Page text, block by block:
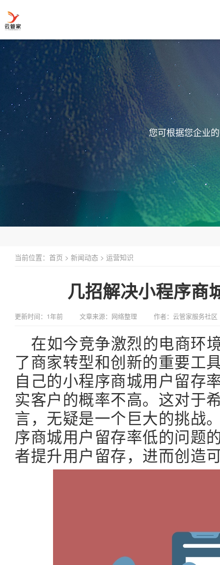
您可根据您企业
当前位置： 首页 > 新闻动态 > 运营知识
几招解决小程序商
更新时间：1年前 文章来源：网络整理 作者：云管家服务社区
在如今竞争激烈的电商环
了商家转型和创新的重要工
自己的小程序商城用户留存
实客户的概率不高。这对于
言，无疑是一个巨大的挑战
序商城用户留存率低的问题
者提升用户留存，进而创造